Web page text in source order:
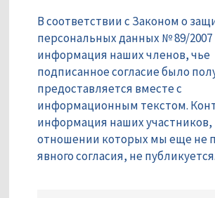
В соответствии с Законом о
персональных данных № 89/2007
информация наших членов, чье
подписанное согласие было
предоставляется вместе с
информационным текстом.
информация наших участников,
отношении которых мы еще не
явного согласия, не публикуется.